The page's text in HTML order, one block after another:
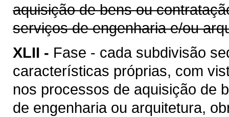
aquisição de bens ou
serviços de engenharia e/ou
XLII - Fase - cada subdivisão
características próprias, com
nos processos de aquisição de
de engenharia ou arquitetura,